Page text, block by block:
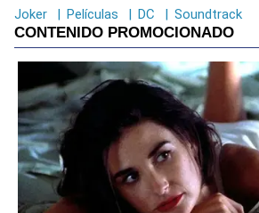
Joker Películas DC Soundtrack